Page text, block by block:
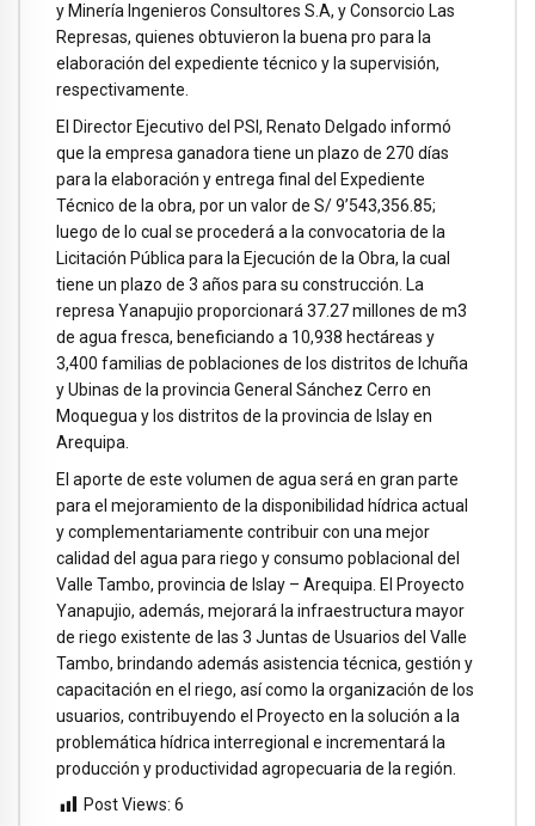
y Minería Ingenieros Consultores S.A, y Consorcio Las
Represas, quienes obtuvieron la buena pro para la
elaboración del expediente técnico y la supervisión,
respectivamente.
El Director Ejecutivo del PSI, Renato Delgado informó
que la empresa ganadora tiene un plazo de 270 días
para la elaboración y entrega final del Expediente
Técnico de la obra, por un valor de S/ 9’543,356.85;
luego de lo cual se procederá a la convocatoria de la
Licitación Pública para la Ejecución de la Obra, la cual
tiene un plazo de 3 años para su construcción. La
represa Yanapujio proporcionará 37.27 millones de m3
de agua fresca, beneficiando a 10,938 hectáreas y
3,400 familias de poblaciones de los distritos de Ichuña
y Ubinas de la provincia General Sánchez Cerro en
Moquegua y los distritos de la provincia de Islay en
Arequipa.
El aporte de este volumen de agua será en gran parte
para el mejoramiento de la disponibilidad hídrica actual
y complementariamente contribuir con una mejor
calidad del agua para riego y consumo poblacional del
Valle Tambo, provincia de Islay – Arequipa. El Proyecto
Yanapujio, además, mejorará la infraestructura mayor
de riego existente de las 3 Juntas de Usuarios del Valle
Tambo, brindando además asistencia técnica, gestión y
capacitación en el riego, así como la organización de los
usuarios, contribuyendo el Proyecto en la solución a la
problemática hídrica interregional e incrementará la
producción y productividad agropecuaria de la región.
Post Views: 6